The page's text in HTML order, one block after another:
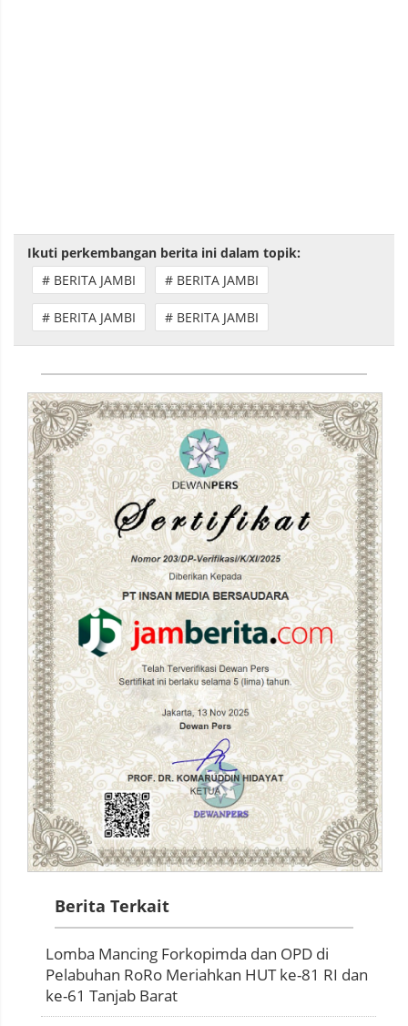
Ikuti perkembangan berita ini dalam topik:
# BERITA JAMBI
# BERITA JAMBI
# BERITA JAMBI # BERITA JAMBI
Berita Terkait
Lomba Mancing Forkopimda dan OPD di
Pelabuhan RoRo Meriahkan HUT ke-81 RI dan
ke-61 Tanjab Barat